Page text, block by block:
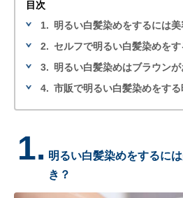
目次
1. 明るい白髪染めをするには
2. セルフで明るい白髪染めを
3. 明るい白髪染めはブラウンが
4. 市販で明るい白髪染めをする
1. 明るい白髪染めをするに
き？